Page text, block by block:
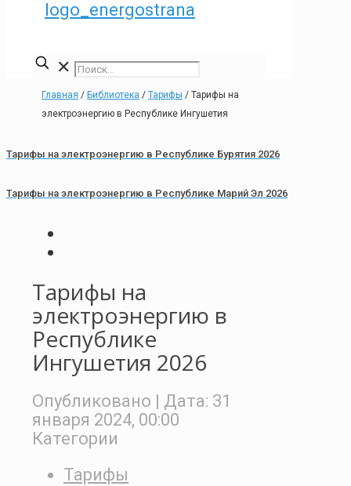
✕
Главная / Библиотека / Тарифы / Тарифы на
электроэнергию в Республике Ингушетия
Тарифы на электроэнергию в Республике Бурятия 2026
Тарифы на электроэнергию в Республике Марий Эл 2026
Тарифы на
электроэнергию в
Республике
Ингушетия 2026
Опубликовано | Дата: 31
января 2024, 00:00
Категории
Тарифы